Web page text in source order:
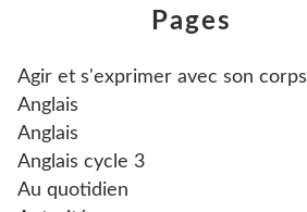
Pages
Agir et s'exprimer avec son corps
Anglais
Anglais
Anglais cycle 3
Au quotidien